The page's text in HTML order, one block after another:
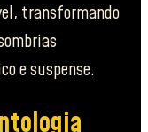
transformando
e suspense.